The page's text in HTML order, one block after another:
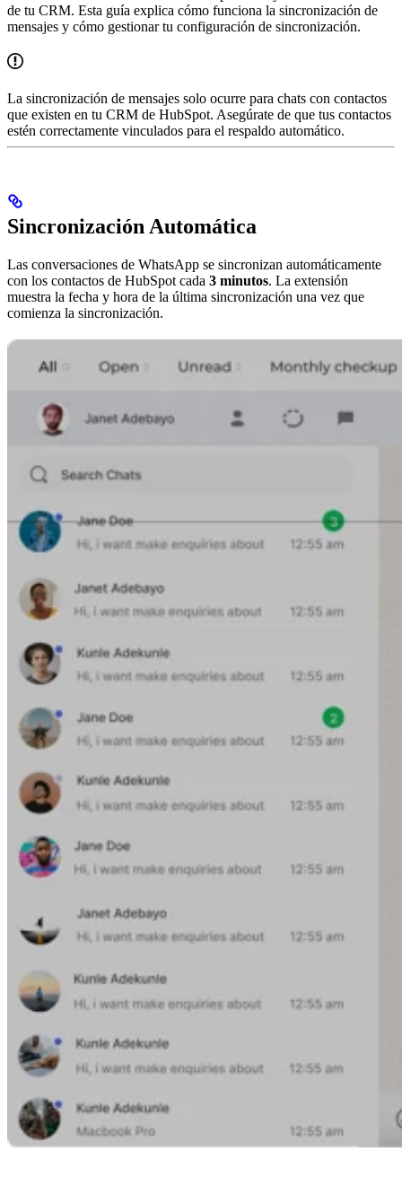
de tu CRM. Esta guía explica cómo funciona la sincronización de
mensajes y cómo gestionar tu configuración de sincronización.
La sincronización de mensajes solo ocurre para chats con contactos
que existen en tu CRM de HubSpot. Asegúrate de que tus contactos
estén correctamente vinculados para el respaldo automático.
Sincronización Automática
Las conversaciones de WhatsApp se sincronizan automáticamente
con los contactos de HubSpot cada 3 minutos. La extensión
muestra la fecha y hora de la última sincronización una vez que
comienza la sincronización.